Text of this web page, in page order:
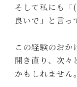
そして私にも「
良いで」と言っ
この経験のおか
開き直り、次々
かもしれません。